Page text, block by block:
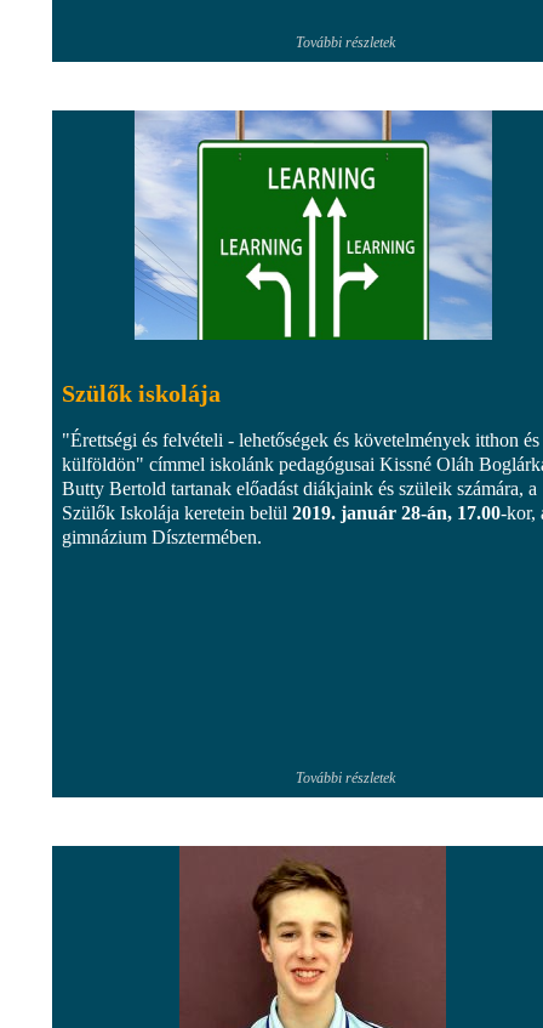
További részletek
Szülők iskolája
"Érettségi és felvételi - lehetőségek és követelmények itthon és
külföldön" címmel iskolánk pedagógusai Kissné Oláh
Butty Bertold tartanak előadást diákjaink és szüleik számára, a
Szülők Iskolája keretein belül 2019. január 28-án, 17.00-kor,
gimnázium Dísztermében.
További részletek